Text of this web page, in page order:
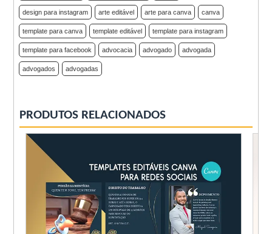
design para instagram arte editável arte para canva canva
template para canva template editável template para instagram
template para facebook advocacia advogado advogada
advogados advogadas
PRODUTOS RELACIONADOS